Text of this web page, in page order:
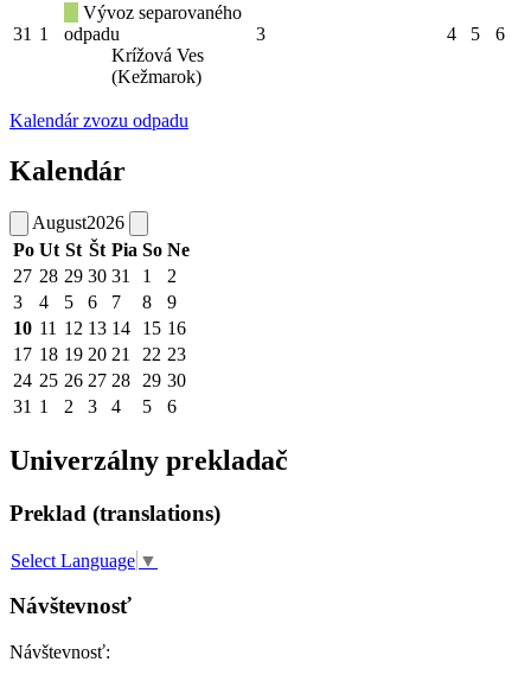
31 1
Vývoz separovaného
odpadu
Krížová Ves
(Kežmarok)
3 4 5 6
Kalendár zvozu odpadu
Kalendár
August2026
Po Ut St Št Pia So Ne
27 28 29 30 31 1
2
3
4 5 6 7 8
9
10 11 12 13 14 15 16
17 18 19 20 21 22 23
24 25 26 27 28 29 30
31 1 2 3 4 5 6
Univerzálny prekladač
Preklad (translations)
Select Language ▼
Návštevnosť
Návštevnosť: